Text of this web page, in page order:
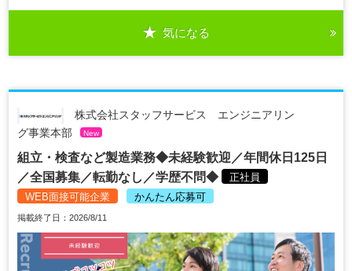
気になる
株式会社スタッフサービス エンジニアリン
グ事業本部
New
組立・検査など製造業務◆未経験歓迎／年間休日125日
／全国募集／転勤なし／学歴不問◆
正社員
WEB面接可能企業
かんたん応募可
掲載終了日：2026/8/11